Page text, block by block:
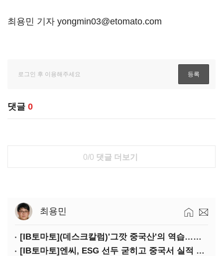
최용민 기자 yongmin03@etomato.com
댓글 0
0/0 댓글 더보기
최용민
[IB토마토](데스크칼럼)'그깟 중국산'의 역습…전기차 시장도 내줄 셈인가
[IB토마토]엔씨, ESG 선두 굳히고 중국서 실적 반등 시동